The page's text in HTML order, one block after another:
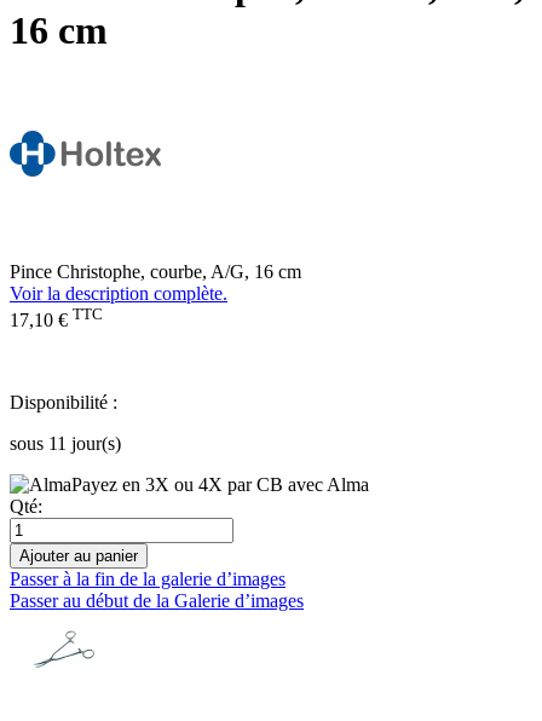
16 cm
Pince Christophe, courbe, A/G, 16 cm
Voir la description complète.
17,10 € TTC
Disponibilité :
sous 11 jour(s)
Payez en 3X ou 4X par CB avec Alma
Qté:
Ajouter au panier
Passer à la fin de la galerie d’images
Passer au début de la Galerie d’images